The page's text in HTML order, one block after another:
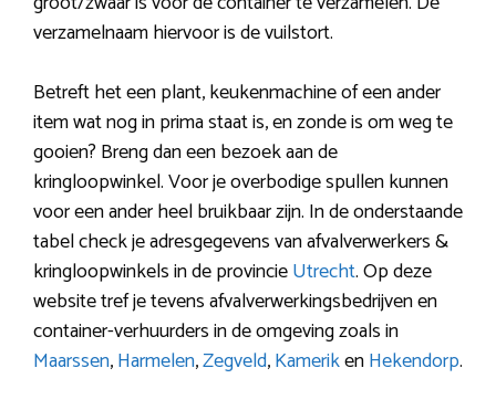
verzamelnaam hiervoor is de vuilstort.
Betreft het een plant, keukenmachine of een ander
item wat nog in prima staat is, en zonde is om weg te
gooien? Breng dan een bezoek aan de
kringloopwinkel. Voor je overbodige spullen kunnen
voor een ander heel bruikbaar zijn. In de onderstaande
tabel check je adresgegevens van afvalverwerkers &
kringloopwinkels in de provincieUtrecht. Op deze
website tref je tevens afvalverwerkingsbedrijven en
container-verhuurders in de omgeving zoals in
Maarssen,Harmelen,Zegveld,KamerikenHekendorp.